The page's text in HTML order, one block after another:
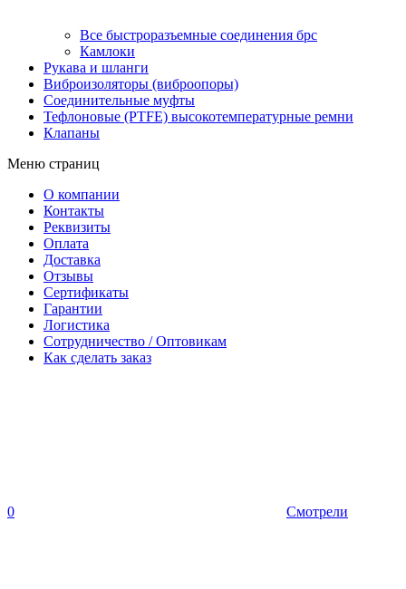
Все быстроразъемные соединения брс
Камлоки
Рукава и шланги
Виброизоляторы (виброопоры)
Соединительные муфты
Тефлоновые (PTFE) высокотемпературные ремни
Клапаны
Меню страниц
О компании
Контакты
Реквизиты
Оплата
Доставка
Отзывы
Сертификаты
Гарантии
Логистика
Сотрудничество / Оптовикам
Как сделать заказ
0 Смотрели